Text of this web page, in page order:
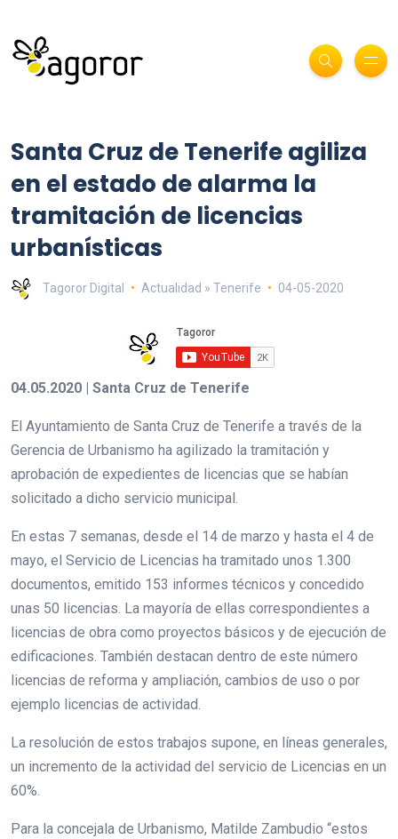
Santa Cruz de Tenerife agiliza
en el estado de alarma la
tramitación de licencias
urbanísticas
Tagoror Digital Actualidad » Tenerife 04-05-2020
04.05.2020 | Santa Cruz de Tenerife
El Ayuntamiento de Santa Cruz de Tenerife a través de la
Gerencia de Urbanismo ha agilizado la tramitación y
aprobación de expedientes de licencias que se habían
solicitado a dicho servicio municipal.
En estas 7 semanas, desde el 14 de marzo y hasta el 4 de
mayo, el Servicio de Licencias ha tramitado unos 1.300
documentos, emitido 153 informes técnicos y concedido
unas 50 licencias. La mayoría de ellas correspondientes a
licencias de obra como proyectos básicos y de ejecución de
edificaciones. También destacan dentro de este número
licencias de reforma y ampliación, cambios de uso o por
ejemplo licencias de actividad.
La resolución de estos trabajos supone, en líneas generales,
un incremento de la actividad del servicio de Licencias en un
60%.
Para la concejala de Urbanismo, Matilde Zambudio “estos